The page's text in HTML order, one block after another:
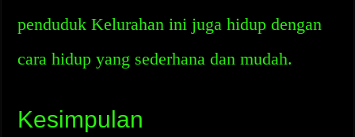
penduduk Kelurahan ini juga hidup dengan
cara hidup yang sederhana dan mudah.
Kesimpulan